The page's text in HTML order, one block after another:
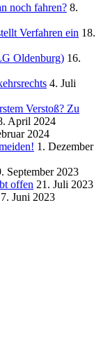
noch fahren? 8.
Verfahren ein 18.
Oldenburg) 16.
4. Juli
Verstoß? Zu
April 2024
2024
1. Dezember
September 2023
offen 21. Juli 2023
7. Juni 2023